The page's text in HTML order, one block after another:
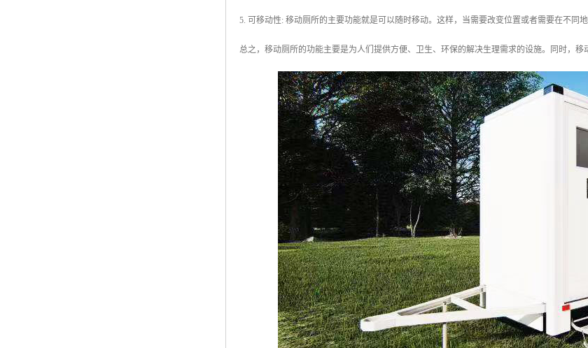
5. 可移动性: 移动厕所的主要功能就是可以随时移动。这样，当需要改变位置或者需要在不同
总之，移动厕所的功能主要是为人们提供方便、卫生、环保的解决生理需求的设施。同时，移